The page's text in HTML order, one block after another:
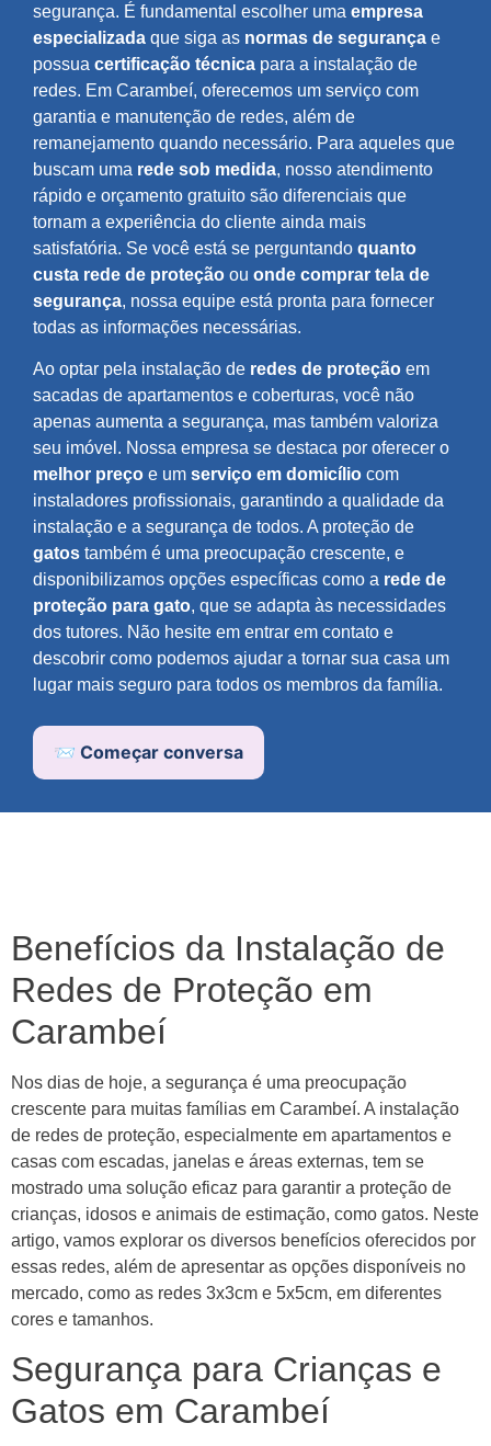
segurança. É fundamental escolher uma empresa
especializada que siga as normas de segurança e
possua certificação técnica para a instalação de
redes. Em Carambeí, oferecemos um serviço com
garantia e manutenção de redes, além de
remanejamento quando necessário. Para aqueles que
buscam uma rede sob medida, nosso atendimento
rápido e orçamento gratuito são diferenciais que
tornam a experiência do cliente ainda mais
satisfatória. Se você está se perguntando quanto
custa rede de proteção ou onde comprar tela de
segurança, nossa equipe está pronta para fornecer
todas as informações necessárias.
Ao optar pela instalação de redes de proteção em
sacadas de apartamentos e coberturas, você não
apenas aumenta a segurança, mas também valoriza
seu imóvel. Nossa empresa se destaca por oferecer o
melhor preço e um serviço em domicílio com
instaladores profissionais, garantindo a qualidade da
instalação e a segurança de todos. A proteção de
gatos também é uma preocupação crescente, e
disponibilizamos opções específicas como a rede de
proteção para gato, que se adapta às necessidades
dos tutores. Não hesite em entrar em contato e
descobrir como podemos ajudar a tornar sua casa um
lugar mais seguro para todos os membros da família.
📨 Começar conversa
Benefícios da Instalação de
Redes de Proteção em
Carambeí
Nos dias de hoje, a segurança é uma preocupação
crescente para muitas famílias em Carambeí. A instalação
de redes de proteção, especialmente em apartamentos e
casas com escadas, janelas e áreas externas, tem se
mostrado uma solução eficaz para garantir a proteção de
crianças, idosos e animais de estimação, como gatos. Neste
artigo, vamos explorar os diversos benefícios oferecidos por
essas redes, além de apresentar as opções disponíveis no
mercado, como as redes 3x3cm e 5x5cm, em diferentes
cores e tamanhos.
Segurança para Crianças e
Gatos em Carambeí